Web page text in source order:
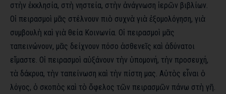
στὴν ἐκκλησία, στὴ νηστεία, στὴν ἀνάγνωση ἱερῶν βιβλίων.
Οἱ πειρασμοὶ μᾶς στέλνουν πιὸ συχνὰ γιὰ ἐξομολόγηση, γιὰ
συμβουλὴ καὶ γιὰ θεία Κοινωνία. Οἱ πειρασμοὶ μᾶς
ταπεινώνουν, μᾶς δείχνουν πόσο ἀσθενεῖς καὶ ἀδύνατοι
εἴμαστε. Οἱ πειρασμοὶ αὐξάνουν τὴν ὑπομονή, τὴν προσευχή,
τὰ δάκρυα, τὴν ταπείνωση καὶ τὴν πίστη μας. Αὐτὸς εἶναι ὁ
λόγος, ὁ σκοπὸς καὶ τὸ ὄφελος τῶν πειρασμῶν πάνω στὴ γῆ.